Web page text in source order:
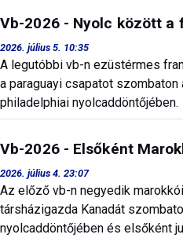
Vb-2026 - Nyolc között a
2026. július 5. 10:35
A legutóbbi vb-n ezüstérmes
a paraguayi csapatot
philadelphiai nyolcaddöntőjében.
Vb-2026 - Elsőként
2026. július 4. 23:07
Az előző vb-n negyedik
társházigazda Kanadát
nyolcaddöntőjében és elsőként